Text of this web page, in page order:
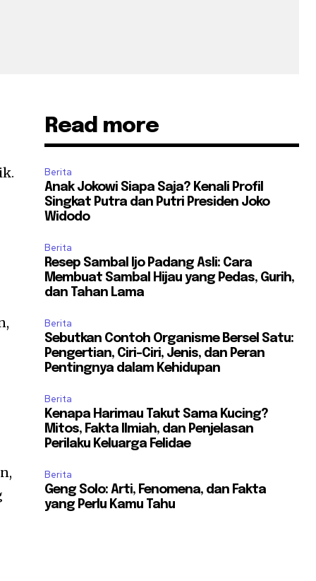
Read more
Berita
Anak Jokowi Siapa Saja? Kenali Profil
Singkat Putra dan Putri Presiden Joko
Widodo
Berita
Resep Sambal Ijo Padang Asli: Cara
Membuat Sambal Hijau yang Pedas, Gurih,
dan Tahan Lama
Berita
Sebutkan Contoh Organisme Bersel Satu:
Pengertian, Ciri-Ciri, Jenis, dan Peran
Pentingnya dalam Kehidupan
Berita
Kenapa Harimau Takut Sama Kucing?
Mitos, Fakta Ilmiah, dan Penjelasan
Perilaku Keluarga Felidae
Berita
Geng Solo: Arti, Fenomena, dan Fakta
yang Perlu Kamu Tahu